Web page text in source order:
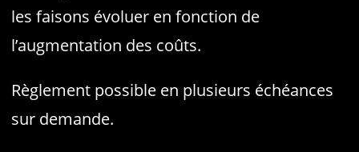
les faisons évoluer en fonction de
l’augmentation des coûts.
Règlement possible en plusieurs échéances
sur demande.